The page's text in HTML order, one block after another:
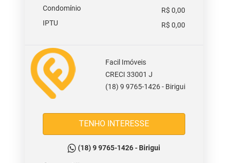
Condomínio
R$ 0,00
IPTU
R$ 0,00
Facil Imóveis
CRECI 33001 J
(18) 9 9765-1426 - Birigui
TENHO INTERESSE
(18) 9 9765-1426 - Birigui